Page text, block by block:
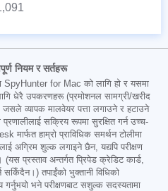
नियम र सर्तहरू
for Mac को लागि हो र यसमा
धेरै उपकरणहरू (प्रमोशनल सामग्री/खरीद
व्यापक मालवेयर पत्ता लगाउने र हटाउने
प्रणालीलाई सक्रिय रूपमा सुरक्षित गर्न उच्च-
मार्फत हाम्रो प्राविधिक समर्थन टोलीमा
अग्रिम शुल्क लगाइने छैन, यद्यपि परीक्षण
प्रस्ताव अन्तर्गत प्रिपेड क्रेडिट कार्ड,
सकिँदैन।) तपाईंको भुक्तानी विधिको
भने परीक्षणबाट सशुल्क सदस्यतामा